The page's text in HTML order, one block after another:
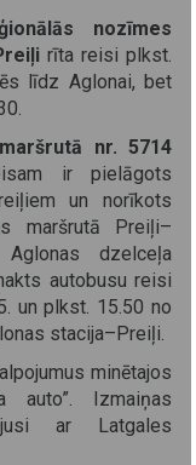
nozīmes
rīta reisi plkst.
līdz Aglonai, bet
nr. 5714
ir pielāgots
un norīkots
maršrutā Preiļi–
Aglonas dzelceļa
autobusu reisi
un plkst. 15.50 no
stacija–Preiļi.
minētajos
auto”. Izmaiņas
ar Latgales